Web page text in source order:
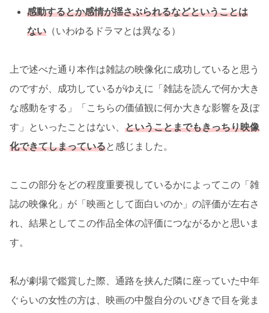
感動するとか感情が揺さぶられるなどということは
ない （いわゆるドラマとは異なる）
上で述べた通り本作は雑誌の映像化に成功していると思う
のですが、成功しているがゆえに「雑誌を読んで何か大き
な感動をする」「こちらの価値観に何か大きな影響を及ぼ
す」といったことはない、 ということまでもきっちり映像
化できてしまっていると感じました。
ここの部分をどの程度重要視しているかによってこの「雑
誌の映像化」が「映画として面白いのか」の評価が左右さ
れ、結果としてこの作品全体の評価につながるかと思いま
す。
私が劇場で鑑賞した際、通路を挟んだ隣に座っていた中年
ぐらいの女性の方は、映画の中盤自分のいびきで目を覚ま